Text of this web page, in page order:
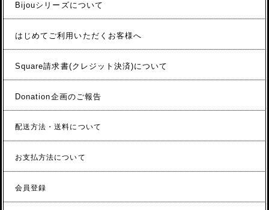
Bijouシリーズについて
はじめてご利用いただくお客様へ
Square請求書(クレジット決済)について
Donation企画のご報告
配送方法・送料について
お支払方法について
会員登録